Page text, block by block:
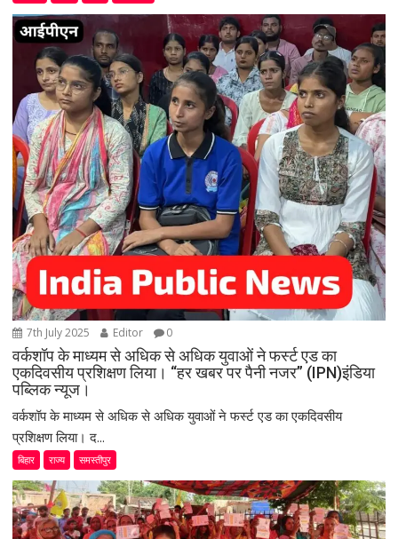
7th July 2025 Editor 0
वर्कशॉप के माध्यम से अधिक से अधिक युवाओं ने फर्स्ट एड का
एकदिवसीय प्रशिक्षण लिया। “हर खबर पर पैनी नजर” (IPN)इंडिया
पब्लिक न्यूज।
वर्कशॉप के माध्यम से अधिक से अधिक युवाओं ने फर्स्ट एड का एकदिवसीय
प्रशिक्षण लिया। द...
बिहार राज्य समस्तीपुर